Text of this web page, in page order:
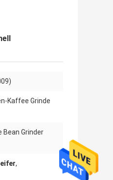
Kaffee Grinde
Bean Grinder
,